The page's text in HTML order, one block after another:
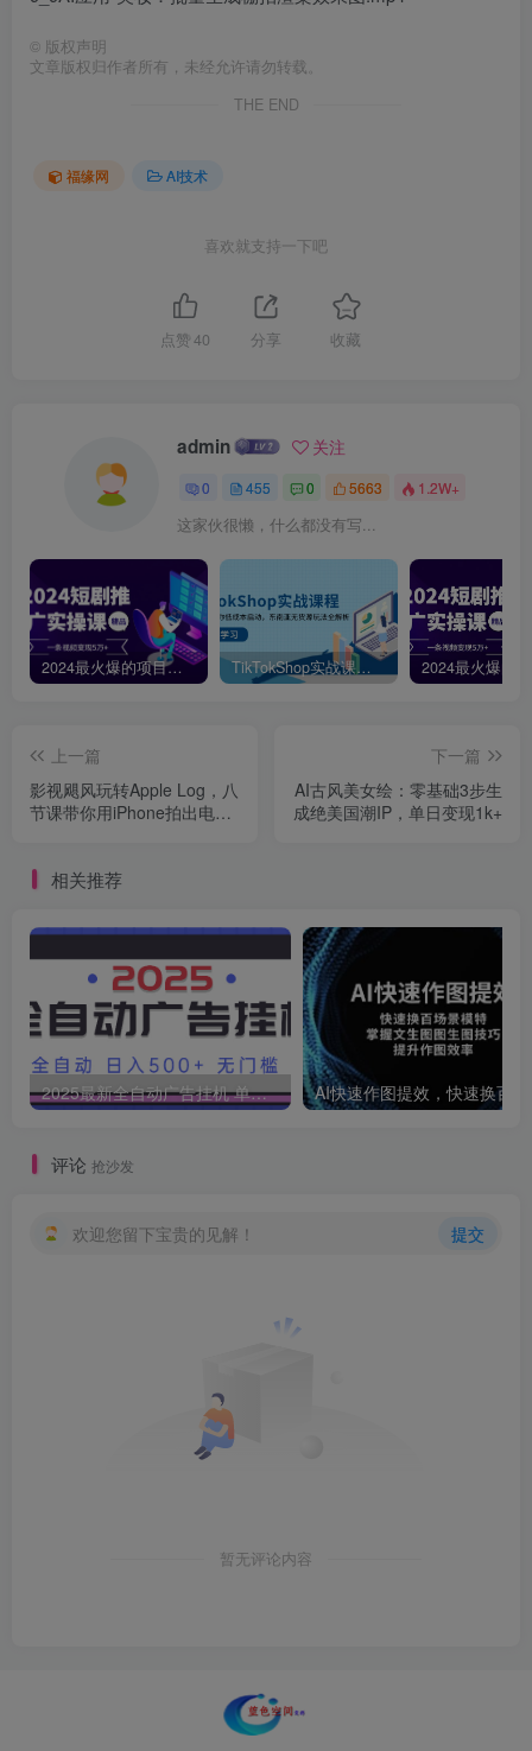
© 版权声明
文章版权归作者所有，未经允许请勿转载。
THE END
福缘网 AI技术
喜欢就支持一下吧
点赞 40 分享 收藏
admin 关注
0 455 0 5663 1.2W+
这家伙很懒，什么都没有写...
2024最火爆的项目短剧推广实操课，一条视频变现5万+【附软件工具】 TikTokShop实战课程，手把手教你低成本启动，东南亚无货源玩法全解析
上一篇
影视飓风玩转Apple Log，八
节课带你用iPhone拍出电影
下一篇
AI古风美女绘：零基础3步生
成绝美国潮IP，单日变现1k+
相关推荐
2025最新全自动广告挂机 单机500+实操分享 小白可无脑操作
评论 抢沙发
欢迎您留下宝贵的见解！ 提交
暂无评论内容